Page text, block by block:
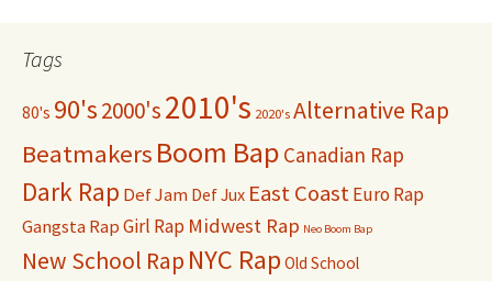
k
Tags
80's 90's2000's2010's 2020's Alternative Rap
Beatmakers Boom Bap Canadian Rap
Dark Rap Def Jam Def Jux East CoastEuro Rap
Gangsta RapGirl Rap Midwest Rap Neo Boom Bap
New School Rap NYC Rap Old School